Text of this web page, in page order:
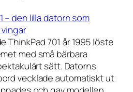
– den lilla datorn som
ThinkPad 701 år 1995 löste
med små bärbara
sätt. Datorns
vecklade automatiskt ut